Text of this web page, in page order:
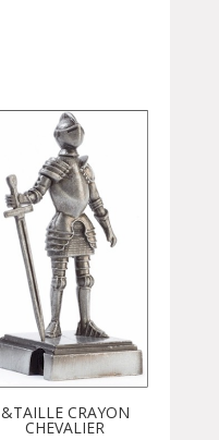
&TAILLE CRAYON
CHEVALIER